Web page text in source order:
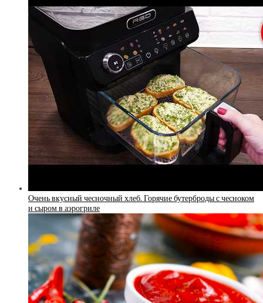
Очень вкусный чесночный хлеб. Горячие бутерброды с чесноком
и сыром в аэрогриле